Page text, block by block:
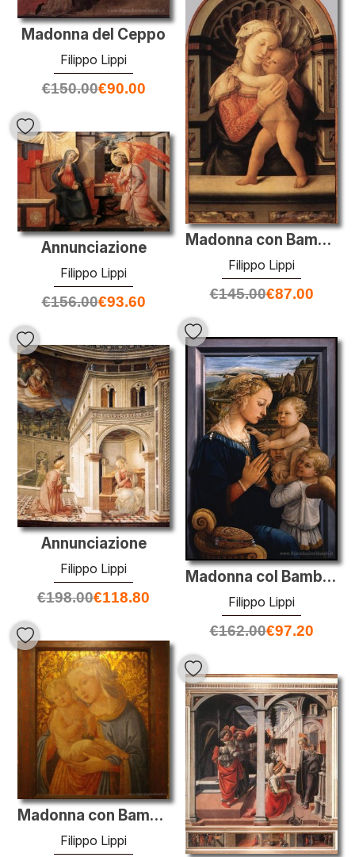
Madonna del Ceppo
Filippo Lippi
€150.00€90.00
Madonna con Bambino
Filippo Lippi
€145.00€87.00
Annunciazione
Filippo Lippi
€156.00€93.60
Madonna col Bambino e due Angeli
Filippo Lippi
€162.00€97.20
Annunciazione
Filippo Lippi
€198.00€118.80
Madonna con Bambino
Filippo Lippi